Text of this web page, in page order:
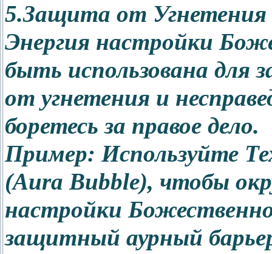
5.Защита от Угнетения
Энергия настройки
быть использована для
от угнетения и
боретесь за правое дело.
Пример: Используйте
(Aura Bubble), чтобы
настройки
защитный аурный